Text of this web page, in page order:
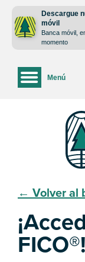
contenido
inicio
Descargue
móvil
Banca móvil,
momento
Menú
← Volver al
FICO®!